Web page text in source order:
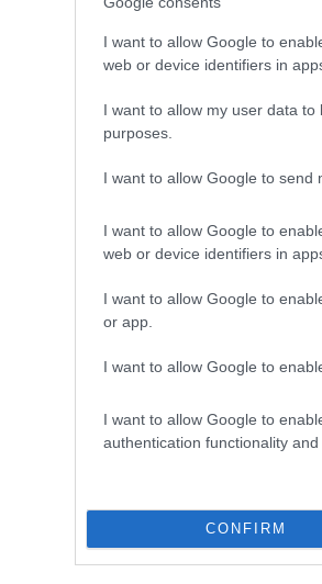
I want to allow Google to
web or device identifiers in
I want to allow my user data
purposes.
I want to allow Google to send
I want to allow Google to
web or device identifiers in
I want to allow Google to
or app.
I want to allow Google to
I want to allow Google to
authentication functionality
CONFIRM
Lapozz!
ZÖLDSÉG